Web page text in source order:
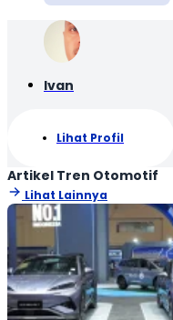
Ivan
Lihat Profil
Artikel Tren Otomotif
Lihat Lainnya